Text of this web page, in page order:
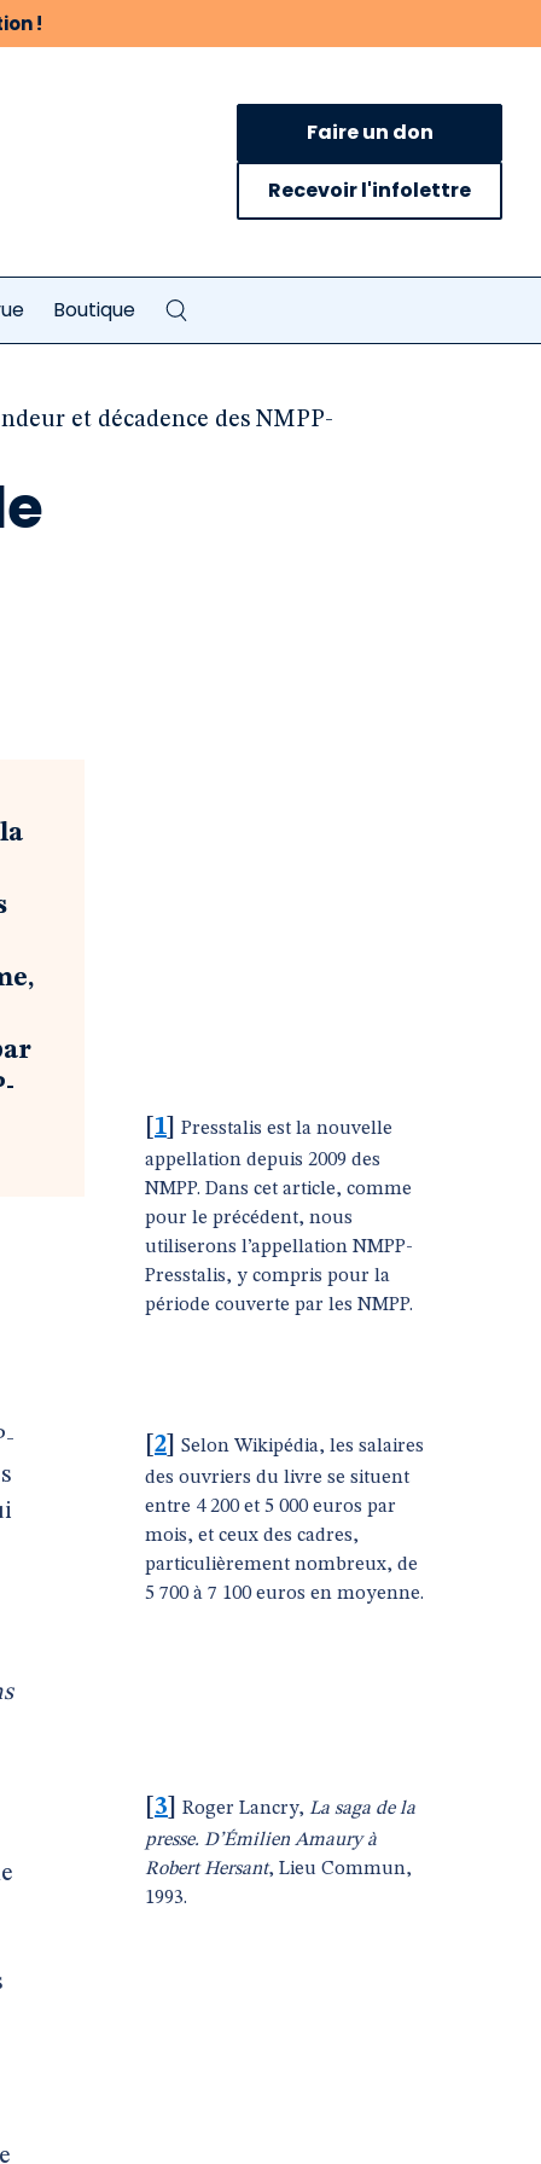
!
Faire un don
Recevoir l'infolettre
Boutique
et décadence des NMPP-
1
Presstalis est la nouvelle
appellation depuis 2009 des
NMPP. Dans cet article, comme
pour le précédent, nous
utiliserons l’appellation NMPP-
Presstalis, y compris pour la
période couverte par les NMPP.
2
Selon Wikipédia, les salaires
des ouvriers du livre se situent
entre 4 200 et 5 000 euros par
mois, et ceux des cadres,
particulièrement nombreux, de
5 700 à 7 100 euros en moyenne.
3 Roger Lancry, La saga de la
presse. D’Émilien Amaury à
Robert Hersant, Lieu Commun,
1993.